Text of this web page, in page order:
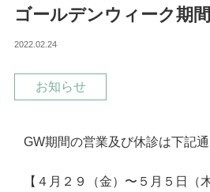
ゴールデンウィーク期
2022.02.24
お知らせ
GW期間の営業及び休診は下記通
【４月２９（金）〜５月５日（